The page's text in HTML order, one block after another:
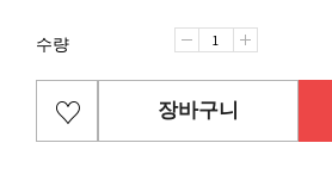
수량
장바구니